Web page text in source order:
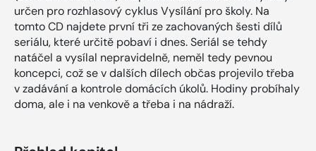
určen pro rozhlasový cyklus Vysílání pro školy. Na
tomto CD najdete první tři ze zachovaných šesti dílů
seriálu, které určitě pobaví i dnes. Seriál se tehdy
natáčel a vysílal nepravidelně, neměl tedy pevnou
koncepci, což se v dalších dílech občas projevilo třeba
v zadávání a kontrole domácích úkolů. Hodiny probíhaly
doma, ale i na venkově a třeba i na nádraží.